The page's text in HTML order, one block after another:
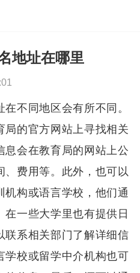
地址在哪里
不同地区会有所不同。
局的官方网站上寻找相关
息会在教育局的网站上公
费用等。此外，也可以
机构或语言学校，他们通
一些大学里也有提供日
联系相关部门了解详细信
学校或留学中介机构也可